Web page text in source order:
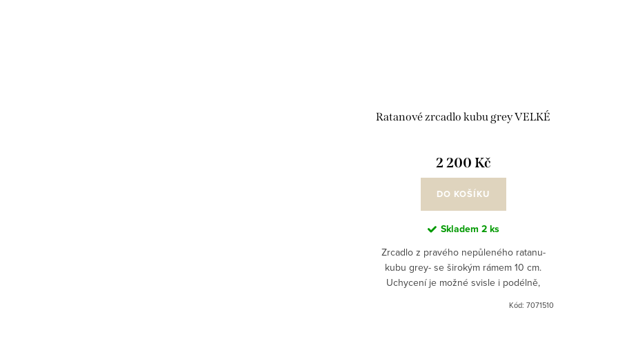
Ratanové zrcadlo kubu grey VELKÉ
2 200 Kč
DO KOŠÍKU
Skladem 2 ks
Zrcadlo z pravého nepůleného ratanu-
kubu grey- se širokým rámem 10 cm.
Uchycení je možné svisle i podélně,
Kód: 7071510